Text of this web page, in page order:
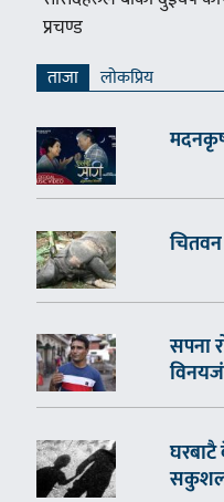
प्रचण्ड
ताजा लाेकप्रिय
सपना
घरबाटै
सकुशल